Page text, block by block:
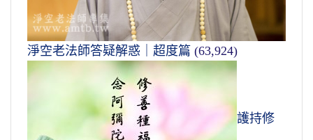
淨空老法師答疑解惑｜超度篇 (63,924)
護持修